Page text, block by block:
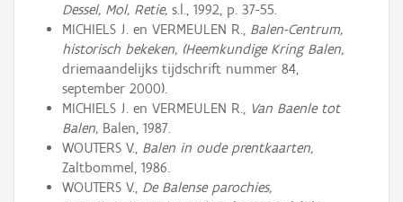
Dessel, Mol, Retie, s.l., 1992, p. 37-55.
MICHIELS J. en VERMEULEN R., Balen-Centrum,
historisch bekeken, (Heemkundige Kring Balen,
driemaandelijks tijdschrift nummer 84,
september 2000).
MICHIELS J. en VERMEULEN R., Van Baenle tot
Balen,Balen, 1987.
WOUTERS V., Balen in oude prentkaarten,
Zaltbommel, 1986.
WOUTERS V., De Balense parochies,